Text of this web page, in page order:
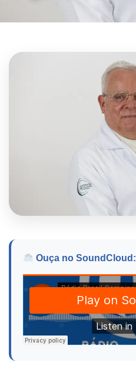
Ouça no SoundCloud: